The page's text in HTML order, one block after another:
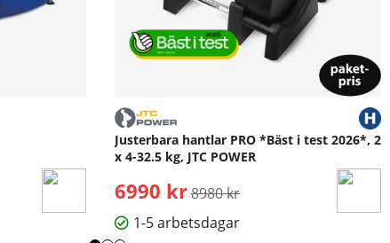
Justerbara hantlar PRO *Bäst i test 2026*, 2
x 4-32.5 kg, JTC POWER
6990 kr Ordinarie pris:
8980 kr
1-5 arbetsdagar